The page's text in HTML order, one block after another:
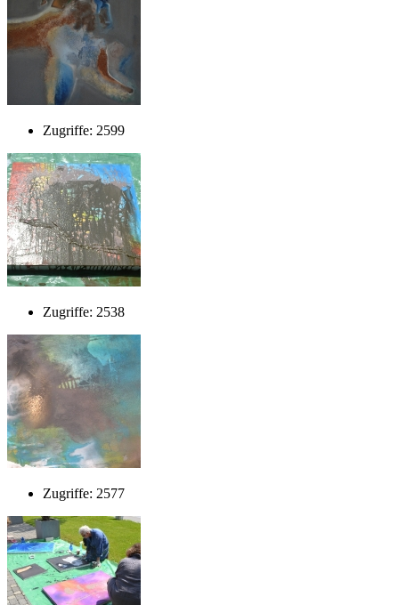
Zugriffe: 2599
Zugriffe: 2538
Zugriffe: 2577